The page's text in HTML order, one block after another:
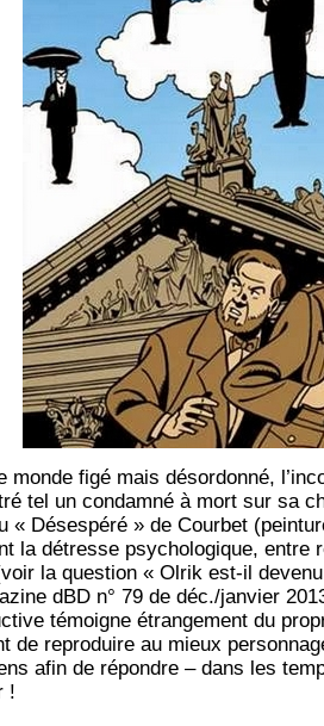
monde figé mais désordonné,
tel un condamné à mort sur sa
« Désespéré » de Courbet
la détresse psychologique, entre
la question « Olrik est-il
dBD n° 79 de déc./janvier
témoigne étrangement du
de reproduire au mieux
afin de répondre – dans les
!